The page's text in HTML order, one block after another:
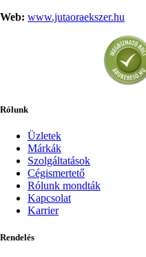
Web: www.jutaoraekszer.hu
Rólunk
Üzletek
Márkák
Szolgáltatások
Cégismertető
Rólunk mondták
Kapcsolat
Karrier
Rendelés